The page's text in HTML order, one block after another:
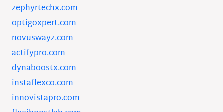
zephyrtechx.com
optigoxpert.com
novuswayz.com
actifypro.com
dynaboostx.com
instaflexco.com
innovistapro.com